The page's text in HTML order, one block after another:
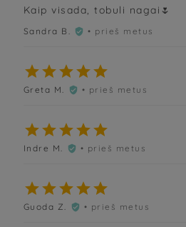
Kaip visada, tobuli nagai🌷
Sandra B.  • prieš metus

Greta M.  • prieš metus

Indre M.  • prieš metus

Guoda Z.  • prieš metus